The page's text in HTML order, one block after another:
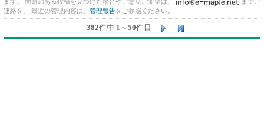
連絡を。 最近の管理内容は、 管理報告をご参照ください。
382件中 1 ～ 50件目